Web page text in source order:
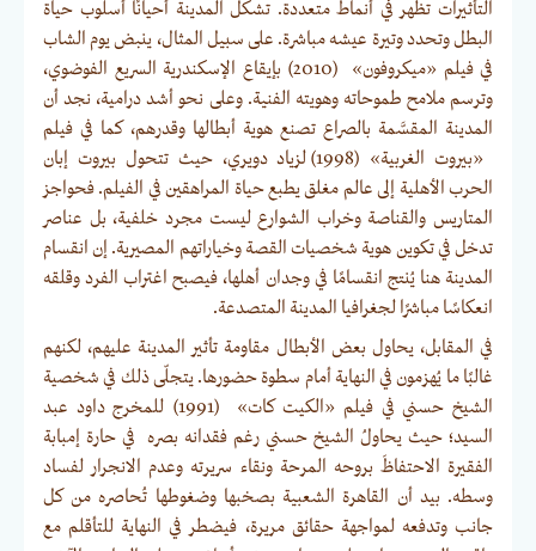
التأثيرات تظهر في أنماط متعددة. تشكّل المدينة أحيانًا أسلوب حياة
البطل وتحدد وتيرة عيشه مباشرة. على سبيل المثال، ينبض يوم الشاب
في فيلم «ميكروفون» (2010) بإيقاع الإسكندرية السريع الفوضوي،
وترسم ملامح طموحاته وهويته الفنية. وعلى نحو أشد درامية، نجد أن
المدينة المقسَّمة بالصراع تصنع هوية أبطالها وقدرهم، كما في فيلم
«بيروت الغربية» (1998) لزياد دويري، حيث تتحول بيروت إبان
الحرب الأهلية إلى عالم مغلق يطبع حياة المراهقين في الفيلم. فحواجز
المتاريس والقناصة وخراب الشوارع ليست مجرد خلفية، بل عناصر
تدخل في تكوين هوية شخصيات القصة وخياراتهم المصيرية. إن انقسام
المدينة هنا يُنتج انقسامًا في وجدان أهلها، فيصبح اغتراب الفرد وقلقه
انعكاسًا مباشرًا لجغرافيا المدينة المتصدعة.
في المقابل، يحاول بعض الأبطال مقاومة تأثير المدينة عليهم، لكنهم
غالبًا ما يُهزمون في النهاية أمام سطوة حضورها. يتجلّى ذلك في شخصية
الشيخ حسني في فيلم «الكيت كات» (1991) للمخرج داود عبد
السيد؛ حيث يحاولُ الشيخ حسني رغم فقدانه بصره في حارة إمبابة
الفقيرة الاحتفاظَ بروحه المرحة ونقاء سريرته وعدم الانجرار لفساد
وسطه. بيد أن القاهرة الشعبية بصخبها وضغوطها تُحاصره من كل
جانب وتدفعه لمواجهة حقائق مريرة، فيضطر في النهاية للتأقلم مع